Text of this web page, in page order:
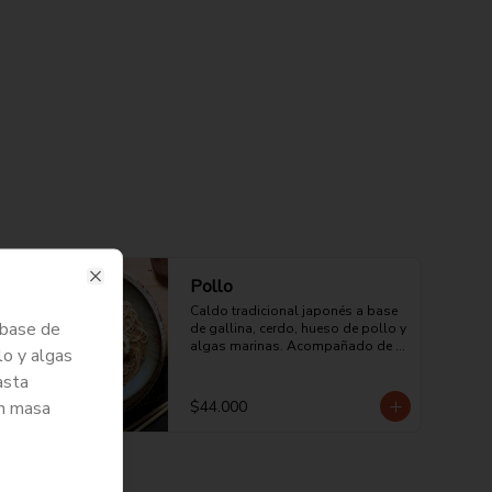
Pollo
Caldo tradicional japonés a base
de gallina, cerdo, hueso de pollo y
algas marinas. Acompañado de
$44.000
de
y algas
masa
Close